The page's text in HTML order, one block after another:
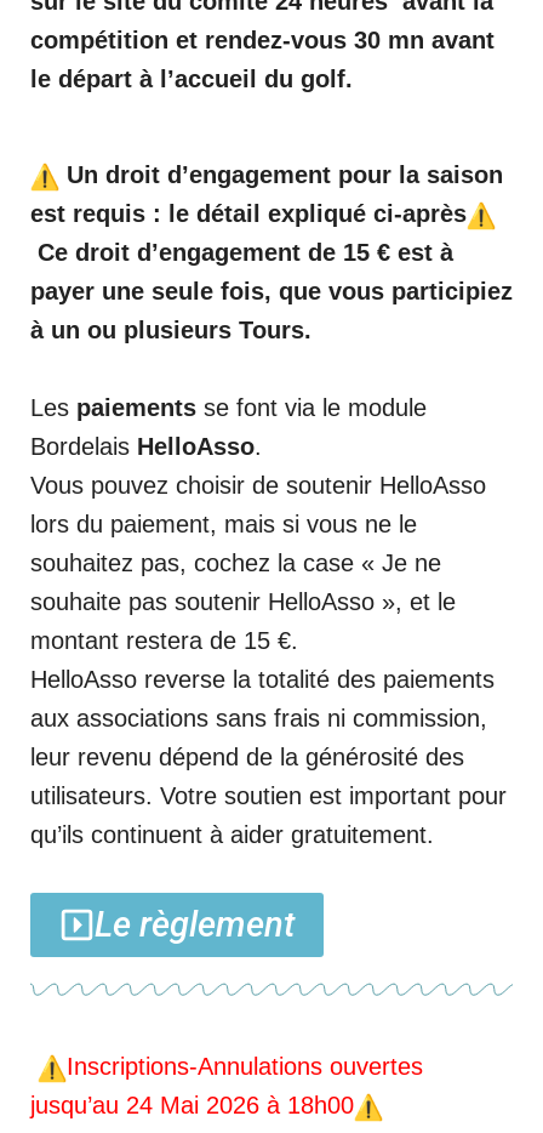
compétition et rendez-vous 30 mn avant
le départ à l’accueil du golf.
Un droit d’engagement pour la saison
est requis : le détail expliqué ci-après
Ce droit d’engagement de 15 € est à
payer une seule fois, que vous participiez
à un ou plusieurs Tours.
Les paiements se font via le module
Bordelais HelloAsso.
Vous pouvez choisir de soutenir HelloAsso
lors du paiement, mais si vous ne le
souhaitez pas, cochez la case « Je ne
souhaite pas soutenir HelloAsso », et le
montant restera de 15 €.
HelloAsso reverse la totalité des paiements
aux associations sans frais ni commission,
leur revenu dépend de la générosité des
utilisateurs. Votre soutien est important pour
qu’ils continuent à aider gratuitement.
Le règlement
Inscriptions-Annulations ouvertes
jusqu’au 24 Mai 2026 à 18h00